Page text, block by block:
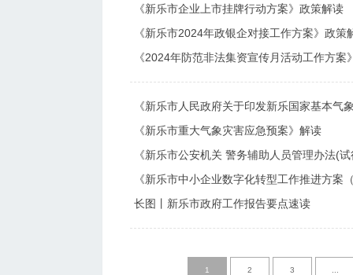
《新乐市企业上市挂牌行动方案》政策解读
《新乐市2024年政银企对接工作方案》政策
《2024年防范非法集资宣传月活动工作方案
《新乐市重大气象灾害应急预案》解读
《新乐市公安机关 警务辅助人员管理办法(
《新乐市中小企业数字化转型工作推进方案
长图丨新乐市政府工作报告要点速读
1 2 3